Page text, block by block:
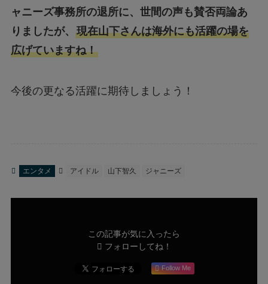
ャニーズ事務所の退所に、世間の声も賛否両論あ
りましたが、 現在山下さんは海外にも活躍の場を
広げていますね！
今後の更なる活躍に期待しましょう！
エンタメ アイドル 山下智久 ジャニーズ
この記事が気に入ったら
フォローしてね！
Follow Me